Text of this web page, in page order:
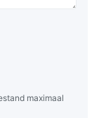
maximaal